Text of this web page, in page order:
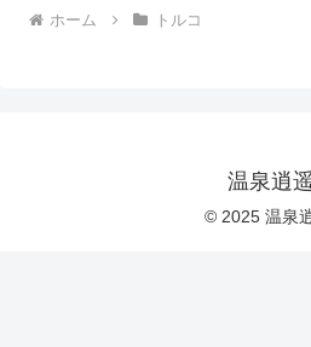
ホーム トルコ
温泉逍
© 2025 温泉